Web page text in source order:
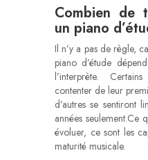
Combien de
un piano
Il n’y a pas de règle,
piano d’étude
l’interprète.
contenter de leur
d’autres se sentiront
années seulement.Ce
évoluer, ce sont les
maturité musicale.